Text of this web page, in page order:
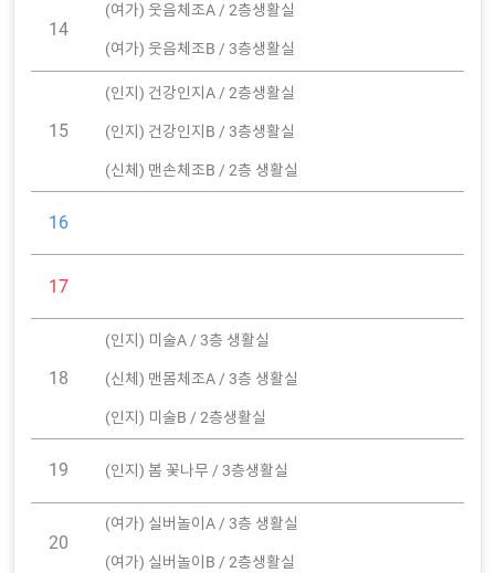
14
(여가) 웃음체조A / 2층생활실
(여가) 웃음체조B / 3층생활실
15
(인지) 건강인지A / 2층생활실
(인지) 건강인지B / 3층생활실
(신체) 맨손체조B / 2층 생활실
16
17
18
(인지) 미술A / 3층 생활실
(신체) 맨몸체조A / 3층 생활실
(인지) 미술B / 2층생활실
19 (인지) 봄 꽃나무 / 3층생활실
20
(여가) 실버놀이A / 3층 생활실
(여가) 실버놀이B / 2층생활실